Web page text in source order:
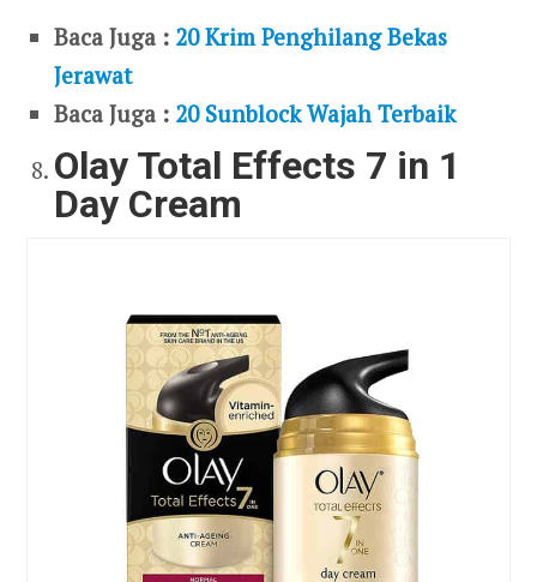
Baca Juga : 20 Krim Penghilang Bekas
Jerawat
Baca Juga : 20 Sunblock Wajah Terbaik
Olay Total Effects 7 in 1
Day Cream